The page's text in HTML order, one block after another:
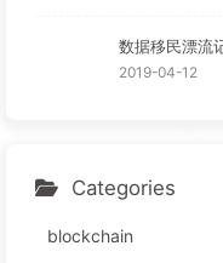
数据移民漂流
2019-04-12
Categories
blockchain